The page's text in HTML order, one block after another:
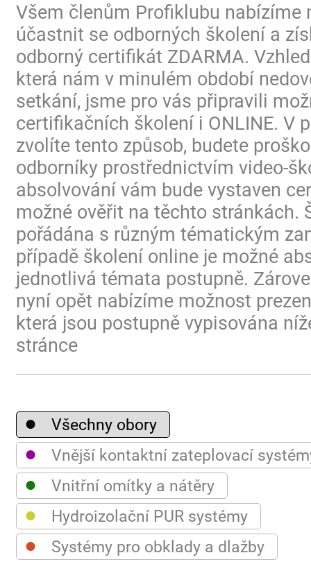
Všem členům Profiklubu nabízíme
účastnit se odborných školení a
odborný certifikát ZDARMA.
která nám v minulém období
setkání, jsme pro vás připravili
certifikačních školení i ONLINE. V
zvolíte tento způsob, budete
odborníky prostřednictvím video-
absolvování vám bude vystaven
možné ověřit na těchto stránkách.
pořádána s různým tématickým
případě školení online je možné
jednotlivá témata postupně.
nyní opět nabízíme možnost
která jsou postupně vypisována
stránce
● Všechny obory
● Vnější kontaktní zateplovací
● Vnitřní omítky a nátěry
● Hydroizolační PUR systémy
● Systémy pro obklady a dlažby